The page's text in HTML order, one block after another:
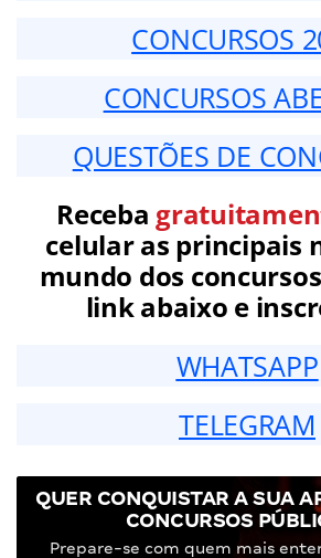
CONCURSOS
CONCURSOS
QUESTÕES DE
Receba
celular as principais
mundo dos
link abaixo e
WHATSAPP
TELEGRAM
QUER CONQUISTAR A SUA
CONCURSOS
Prepare-se com quem mais